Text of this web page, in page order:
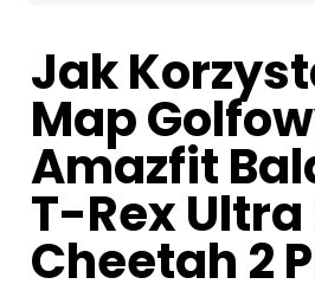
Jak
Map
Amazfit
T-Rex Ultra
Cheetah 2